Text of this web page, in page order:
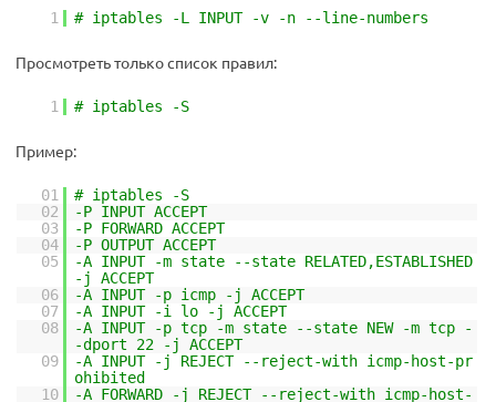
1 # iptables -L INPUT -v -n --line-numbers
Просмотреть только список правил:
1 # iptables -S
Пример:
01
# iptables -S
02
-P INPUT ACCEPT
03
-P FORWARD ACCEPT
04
-P OUTPUT ACCEPT
05
-A INPUT -m state --state RELATED,ESTABLISHED
-j ACCEPT
06
-A INPUT -p icmp -j ACCEPT
07
-A INPUT -i lo -j ACCEPT
08
-A INPUT -p tcp -m state --state NEW -m tcp -
-dport 22 -j ACCEPT
09
-A INPUT -j REJECT --reject-with icmp-host-pr
ohibited
10
-A FORWARD -j REJECT --reject-with icmp-host-